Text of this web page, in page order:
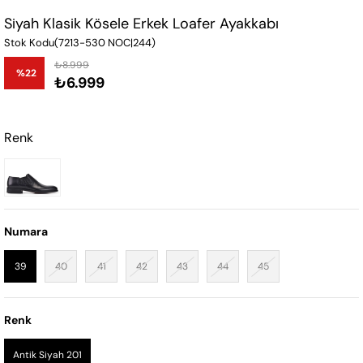
Siyah Klasik Kösele Erkek Loafer Ayakkabı
Stok Kodu(7213-530 NOC|244)
%22
İndirim
₺8.999
₺6.999
Renk
Numara
39 40 41 42 43 44 45
Renk
Antik Siyah 201